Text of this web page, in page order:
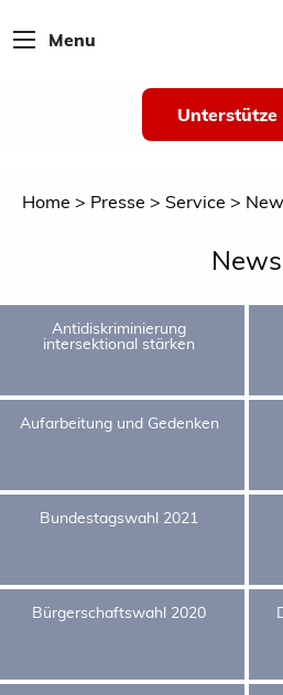
Menu
Unterstütze
Home Presse Service
News
Antidiskriminierung
intersektional stärken
Aufarbeitung und Gedenken
Bundestagswahl 2021
Bürgerschaftswahl 2020